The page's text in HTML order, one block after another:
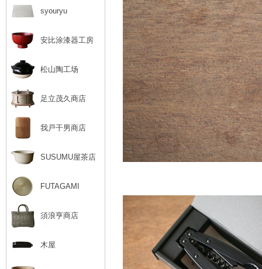
syouryu
安比涂漆器工房
松山陶工场
足立茂久商店
我戸干男商店
SUSUMU屋茶店
FUTAGAMI
須浪亨商店
木屋